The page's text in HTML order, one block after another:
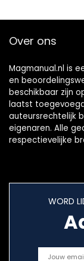
Over ons
Magmanual.nl is
en
beschikbaar zijn
laatst
auteursrechtelijk
eigenaren. Alle
respectievelijke
WORD